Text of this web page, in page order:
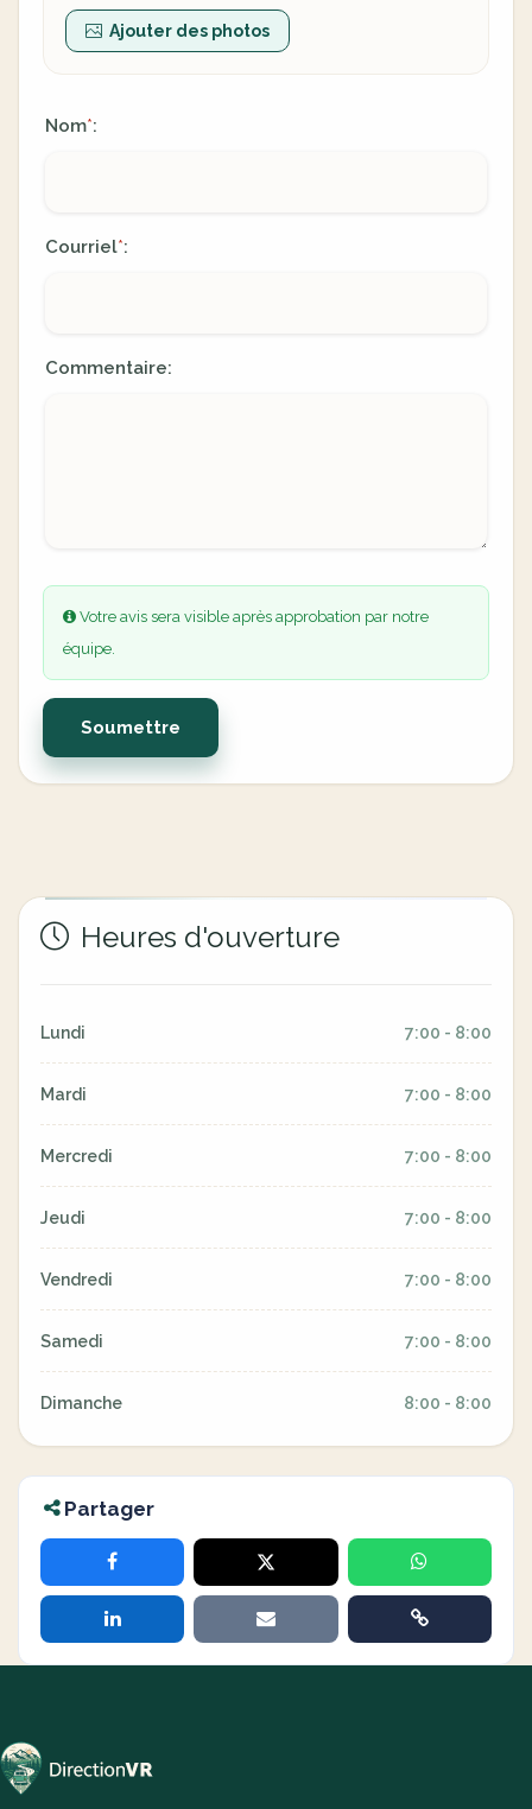
Ajouter des photos
Nom*:
Courriel*:
Commentaire:
Votre avis sera visible après approbation par notre
équipe.
Soumettre
Heures d'ouverture
Lundi 7:00 - 8:00
Mardi 7:00 - 8:00
Mercredi 7:00 - 8:00
Jeudi 7:00 - 8:00
Vendredi 7:00 - 8:00
Samedi 7:00 - 8:00
Dimanche 8:00 - 8:00
Partager